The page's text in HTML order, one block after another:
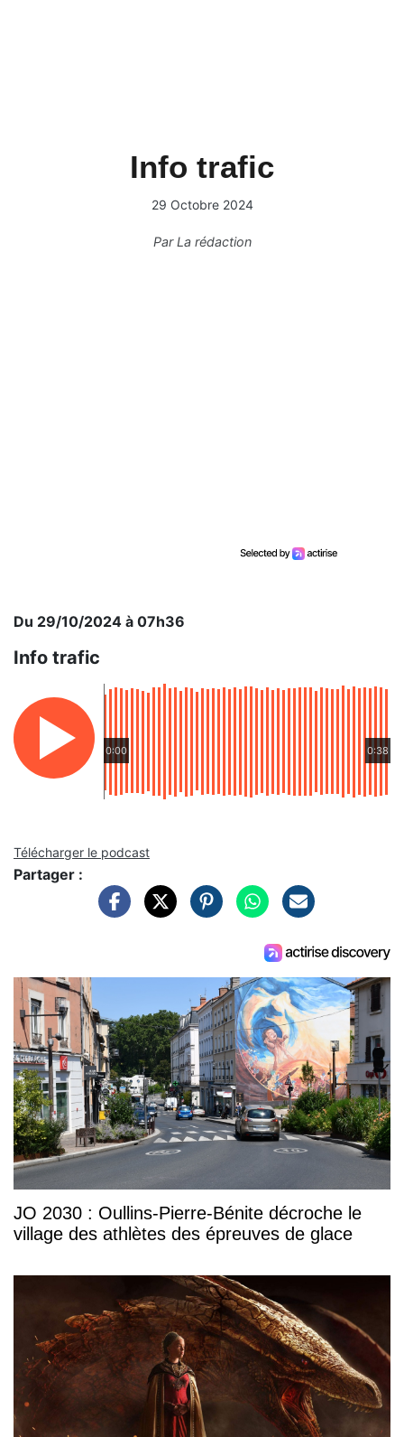
Info trafic
29 Octobre 2024
ParLa rédaction
Du 29/10/2024 à 07h36
Info trafic
0:00 0:38
Télécharger le podcast
Partager :
JO 2030 : Oullins-Pierre-Bénite décroche le
village des athlètes des épreuves de glace